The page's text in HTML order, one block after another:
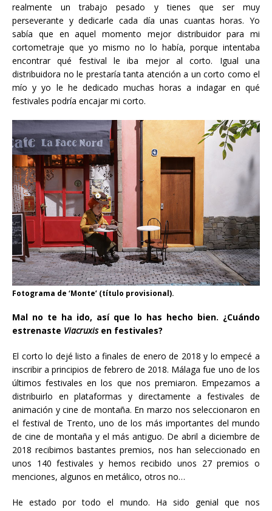
realmente un trabajo pesado y tienes que ser muy
perseverante y dedicarle cada día unas cuantas horas. Yo
sabía que en aquel momento mejor distribuidor para mi
cortometraje que yo mismo no lo había, porque intentaba
encontrar qué festival le iba mejor al corto. Igual una
distribuidora no le prestaría tanta atención a un corto como el
mío y yo le he dedicado muchas horas a indagar en qué
festivales podría encajar mi corto.
Fotograma de ‘Monte’ (título provisional).
Mal no te ha ido, así que lo has hecho bien. ¿Cuándo
estrenaste Viacruxis en festivales?
El corto lo dejé listo a finales de enero de 2018 y lo empecé a
inscribir a principios de febrero de 2018. Málaga fue uno de los
últimos festivales en los que nos premiaron. Empezamos a
distribuirlo en plataformas y directamente a festivales de
animación y cine de montaña. En marzo nos seleccionaron en
el festival de Trento, uno de los más importantes del mundo
de cine de montaña y el más antiguo. De abril a diciembre de
2018 recibimos bastantes premios, nos han seleccionado en
unos 140 festivales y hemos recibido unos 27 premios o
menciones, algunos en metálico, otros no…
He estado por todo el mundo. Ha sido genial que nos